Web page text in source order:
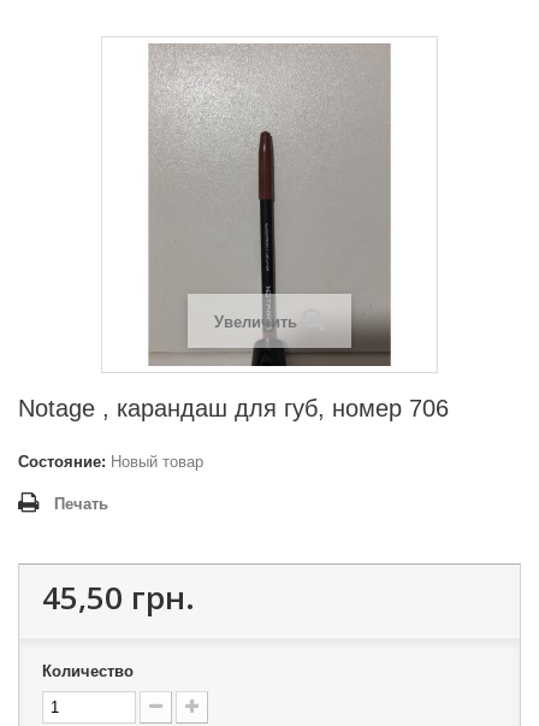
Увеличить
Notage , карандаш для губ, номер 706
Состояние: Новый товар
Печать
45,50 грн.
Количество